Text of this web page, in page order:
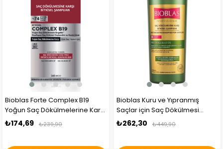
Bioblas Forte Complex B19
Yoğun Saç Dökülmelerine Karşı
Bitkisel Şampuan 360 ml
₺174,69 ₺239,90
Bioblas Kuru ve Yıpranmış
Saçlar için Saç Dökülmesi
Şampuanı 1000 ml
₺262,30 ₺449,90